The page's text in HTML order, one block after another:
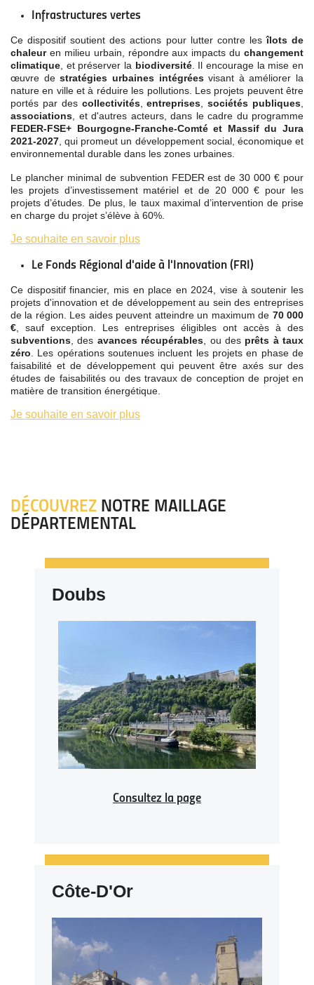
Infrastructures vertes
Ce dispositif soutient des actions pour lutter contre lesîlots de
chaleuren milieu urbain, répondre aux impacts du changement
climatique , et préserver la biodiversité. Il encourage la mise en
œuvre destratégies urbaines intégréesvisant à améliorer la
nature en ville et à réduire les pollutions. Les projets peuvent être
portés par des collectivités,entreprises ,sociétés publiques
associations , et d'autres acteurs, dans le cadre du programme
FEDER-FSE+ Bourgogne-Franche-Comté et Massif du Jura
2021-2027 , qui promeut un développement social, économique et
environnemental durable dans les zones urbaines.
Le plancher minimal de subvention FEDER est de 30 000 € pour
les projets d’investissement matériel et de 20 000 € pour les
projets d’études. De plus, le taux maximal d’intervention de prise
en charge du projet s’élève à 60%.
Je souhaite en savoir plus
Le Fonds Régional d'aide à l'Innovation (FRI)
Ce dispositif financier, mis en place en 2024, vise à soutenir les
projets d'innovation et de développement au sein des entreprises
de la région. Les aides peuvent atteindre un maximum de 70 000
€ , sauf exception. Les entreprises éligibles ont accès à des
subventions , des avances récupérables , ou des prêts à taux
zéro . Les opérations soutenues incluent les projets en phase de
faisabilité et de développement qui peuvent être axés sur des
études de faisabilités ou des travaux de conception de projet en
matière de transition énergétique.
Je souhaite en savoir plus
DÉCOUVREZ NOTRE MAILLAGE
DÉPARTEMENTAL
Doubs
Consultez la page
Côte-D'Or